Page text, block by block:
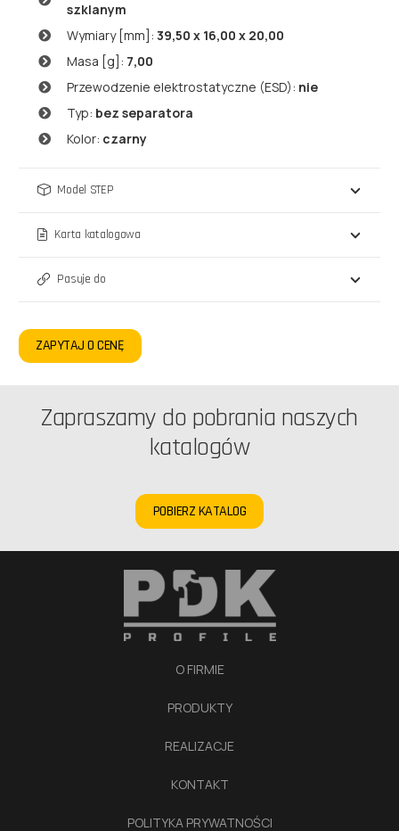
szklanym
Wymiary [mm]:39,50 x 16,00 x 20,00
Masa [g]: 7,00
Przewodzenie elektrostatyczne (ESD): nie
Typ: bez separatora
Kolor: czarny
Model STEP
Karta katalogowa
Pasuje do
ZAPYTAJ O CENĘ
Zapraszamy do pobrania naszych
katalogów
POBIERZ KATALOG
O FIRMIE
PRODUKTY
REALIZACJE
KONTAKT
POLITYKA PRYWATNOŚCI